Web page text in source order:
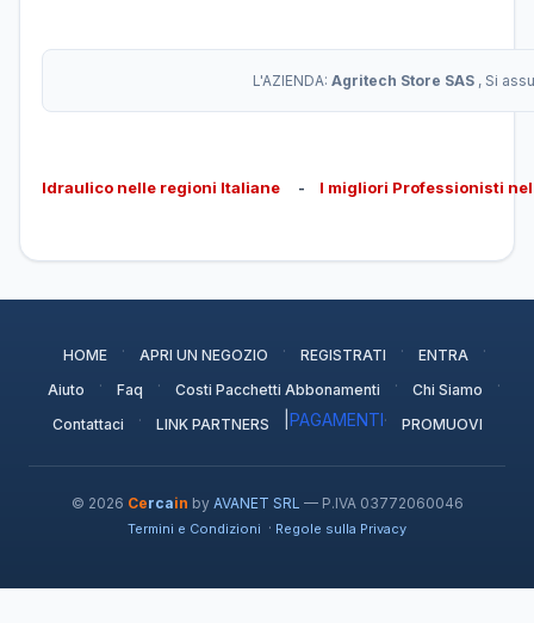
L'AZIENDA: Agritech Store SAS , Si
Idraulico nelle regioni Italiane - I migliori Professionisti
HOME · APRI UN NEGOZIO · REGISTRATI · ENTRA ·
Aiuto · Faq · Costi Pacchetti Abbonamenti · Chi Siamo ·
Contattaci · LINK PARTNERS PAGAMENTI· PROMUOVI
© 2026 Cercain by AVANET SRL — P.IVA 03772060046
Termini e Condizioni · Regole sulla Privacy